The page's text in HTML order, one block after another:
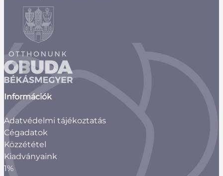
Információk
Adatvédelmi tájékoztatás
Cégadatok
Közzététel
Kiadványaink
1%